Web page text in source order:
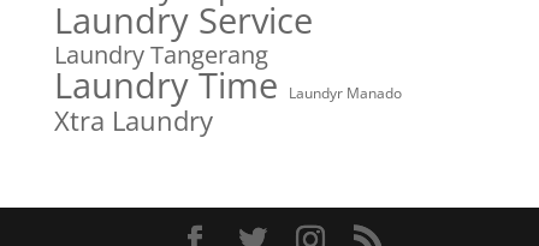
Laundry Service
Laundry Tangerang
Laundry Time Laundyr Manado
Xtra Laundry